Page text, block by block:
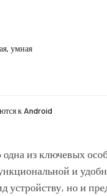
умная
к Android
из ключевых
и
устройству, но и